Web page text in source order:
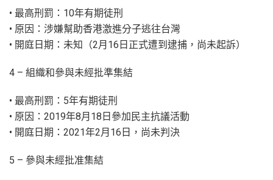
• 最高刑罰：10年有期徒刑
• 原因：涉嫌幫助香港激進分子逃往台灣
• 開庭日期：未知（2月16日正式遭到逮捕，尚未起訴）
4 – 組織和參與未經批準集結
• 最高刑罰：5年有期徒刑
• 原因：2019年8月18日參加民主抗議活動
• 開庭日期：2021年2月16日，尚未判決
5 – 參與未經批准集結